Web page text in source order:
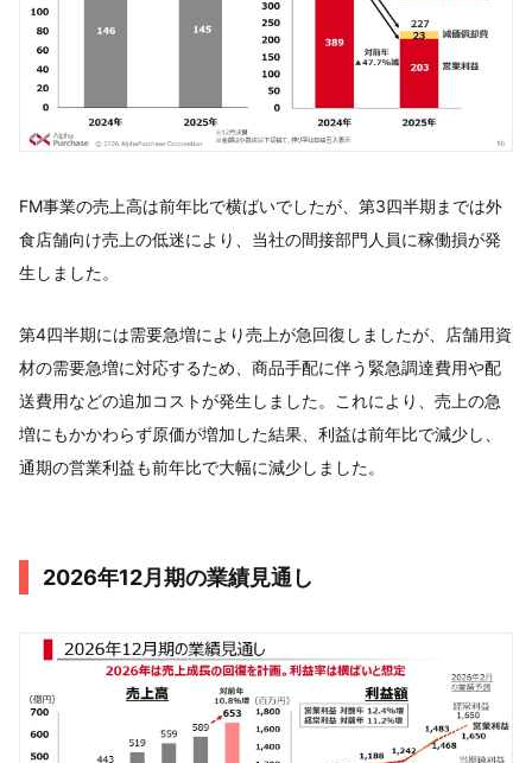
FM事業の売上高は前年比で横ばいでしたが、第3四半期までは外
食店舗向け売上の低迷により、当社の間接部門人員に稼働損が発
生しました。
第4四半期には需要急増により売上が急回復しましたが、店舗用資
材の需要急増に対応するため、商品手配に伴う緊急調達費用や配
送費用などの追加コストが発生しました。これにより、売上の急
増にもかかわらず原価が増加した結果、利益は前年比で減少し、
通期の営業利益も前年比で大幅に減少しました。
2026年12月期の業績見通し